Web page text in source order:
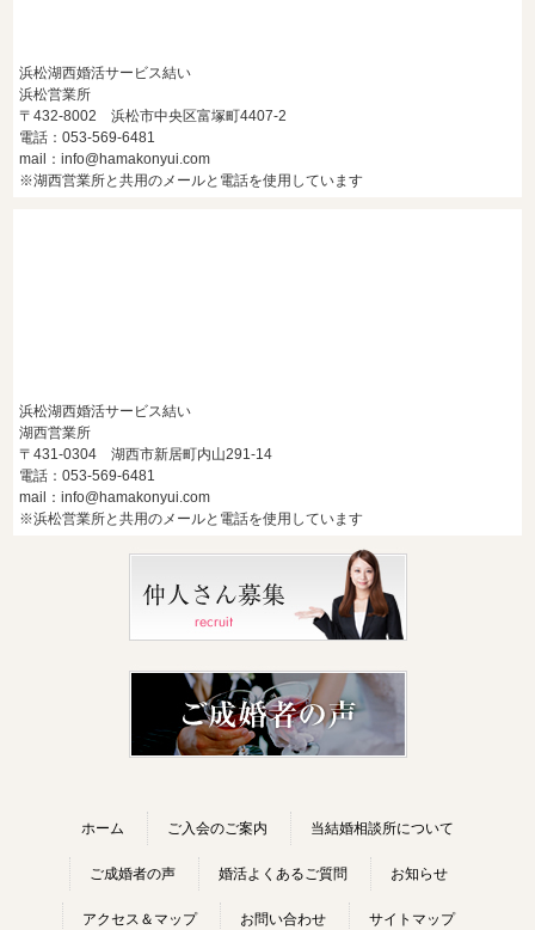
浜松湖西婚活サービス結い
浜松営業所
〒432-8002 浜松市中央区富塚町4407-2
電話：053-569-6481
mail：info@hamakonyui.com
※湖西営業所と共用のメールと電話を使用しています
浜松湖西婚活サービス結い
湖西営業所
〒431-0304 湖西市新居町内山291-14
電話：053-569-6481
mail：info@hamakonyui.com
※浜松営業所と共用のメールと電話を使用しています
ホーム ご入会のご案内 当結婚相談所について
ご成婚者の声 婚活よくあるご質問 お知らせ
アクセス＆マップ お問い合わせ サイトマップ